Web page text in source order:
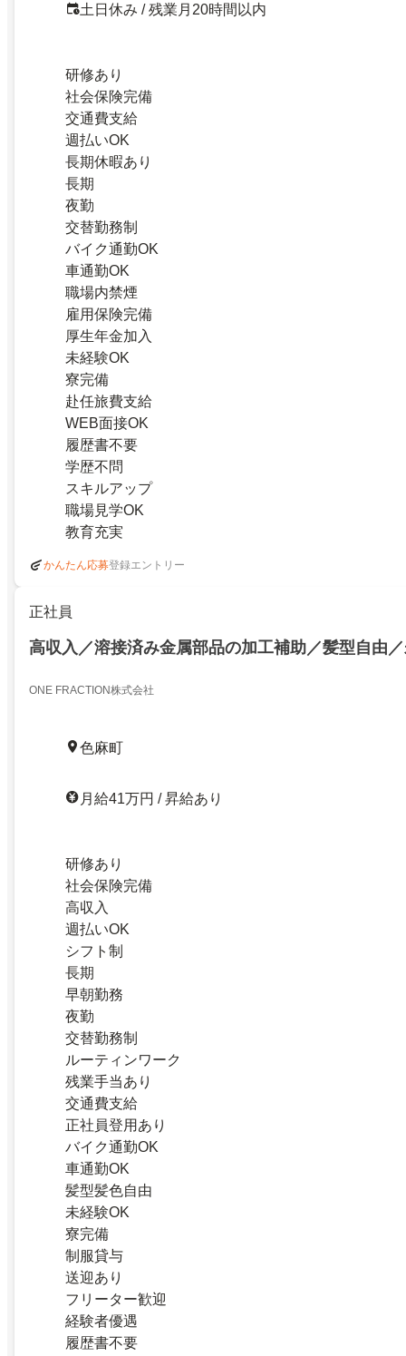
土日休み / 残業月20時間以内
研修あり
社会保険完備
交通費支給
週払いOK
長期休暇あり
長期
夜勤
交替勤務制
バイク通勤OK
車通勤OK
職場内禁煙
雇用保険完備
厚生年金加入
未経験OK
寮完備
赴任旅費支給
WEB面接OK
履歴書不要
学歴不問
スキルアップ
職場見学OK
教育充実
かんたん応募登録エントリー
正社員
高収入／溶接済み金属部品の加工補助／髪型自由
ONE FRACTION株式会社
色麻町
月給41万円 / 昇給あり
研修あり
社会保険完備
高収入
週払いOK
シフト制
長期
早朝勤務
夜勤
交替勤務制
ルーティンワーク
残業手当あり
交通費支給
正社員登用あり
バイク通勤OK
車通勤OK
髪型髪色自由
未経験OK
寮完備
制服貸与
送迎あり
フリーター歓迎
経験者優遇
履歴書不要